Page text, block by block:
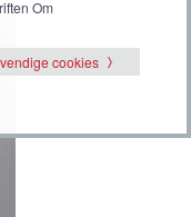
Om
cookies